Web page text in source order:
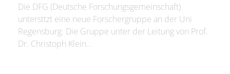
Die DFG (Deutsche Forschungsgemeinschaft)
untersttzt eine neue Forschergruppe an der Uni
Regensburg. Die Gruppe unter der Leitung von Prof.
Dr. Christoph Klein...